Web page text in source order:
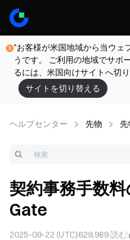
"お客様が米国地域から当ウェ
うです。 ご利用の地域でサポ
るには、米国向けサイトへ切
サイトを切り替える
ヘルプセンター 先物 先
契約事務手数料
Gate
2025-09-22 (UTC)629,989読む